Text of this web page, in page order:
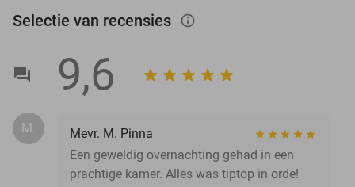
Selectie van recensies info_outlined
9,6
M.
Mevr. M. Pinna
Een geweldig overnachting gehad in een
prachtige kamer. Alles was tiptop in orde!